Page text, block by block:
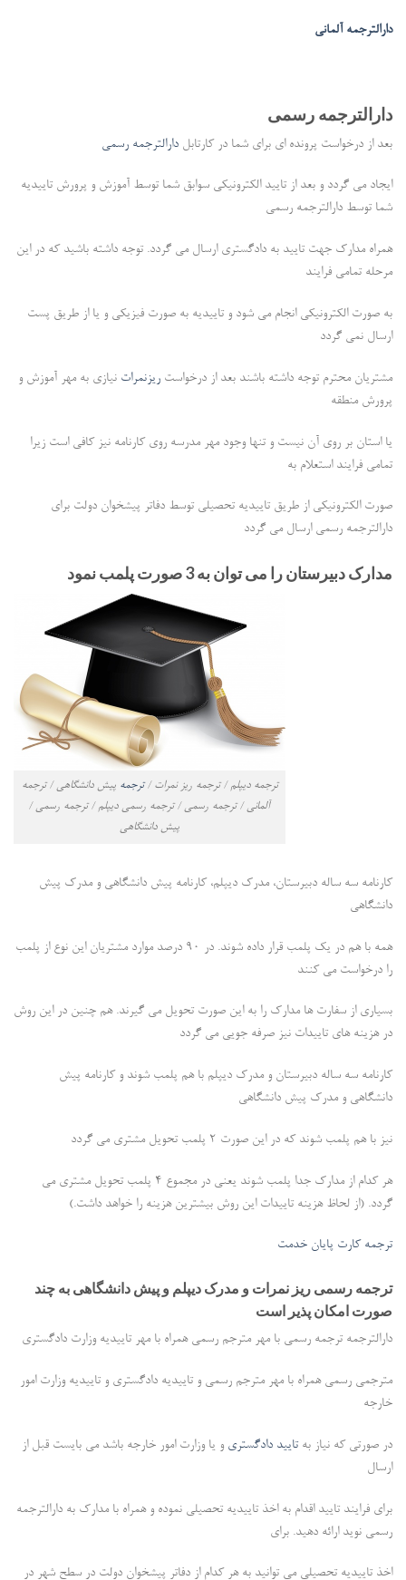
دارالترجمه آلمانی
دارالترجمه رسمی
بعد از درخواست پرونده ای برای شما در کارتابل دارالترجمه رسمی
ایجاد می گردد و بعد از تایید الکترونیکی سوابق شما توسط آموزش و پرورش تاییدیه
شما توسط دارالترجمه رسمی
همراه مدارک جهت تایید به دادگستری ارسال می گردد. توجه داشته باشید که در این
مرحله تمامی فرایند
به صورت الکترونیکی انجام می شود و تاییدیه به صورت فیزیکی و یا از طریق پست
ارسال نمی گردد
مشتریان محترم توجه داشته باشند بعد از درخواست ریزنمرات نیازی به مهر آموزش و
پرورش منطقه
یا استان بر روی آن نیست و تنها وجود مهر مدرسه روی کارنامه نیز کافی است زیرا
تمامی فرایند استعلام به
صورت الکترونیکی از طریق تاییدیه تحصیلی توسط دفاتر پیشخوان دولت برای
دارالترجمه رسمی ارسال می گردد
مدارک دبیرستان را می توان به 3 صورت پلمب نمود
ترجمه دیپلم / ترجمه ریز نمرات /ترجمه پیش دانشگاهی / ترجمه
آلمانی / ترجمه رسمی / ترجمه رسمی دیپلم / ترجمه رسمی /
پیش دانشگاهی
دانشگاهی
همه با هم در یک پلمب قرار داده شوند. در 90 درصد موارد مشتریان این نوع از پلمب
را درخواست می کنند
بسیاری از سفارت ها مدارک را به این صورت تحویل می گیرند. هم چنین در این روش
در هزینه های تاییدات نیز صرفه جویی می گردد
دانشگاهی و مدرک پیش دانشگاهی
نیز با هم پلمب شوند که در این صورت 2 پلمب تحویل مشتری می گردد
گردد. (از لحاظ هزینه تاییدات این روش بیشترین هزینه را خواهد داشت.)
ترجمه کارت پایان خدمت
ترجمه رسمی ریز نمرات و مدرک دیپلم و پیش دانشگاهی به چند
صورت امکان پذیر است
دارالترجمه ترجمه رسمی با مهر مترجم رسمی همراه با مهر تاییدیه وزارت دادگستری
خارجه
در صورتی که نیاز بهتایید دادگستری و یا وزارت امور خارجه باشد می بایست قبل از
ارسال
برای فرایند تایید اقدام به اخذ تاییدیه تحصیلی نموده و همراه با مدارک به دارالترجمه
رسمی نوید ارائه دهید. برای
اخذ تاییدیه تحصیلی می توانید به هر کدام از دفاتر پیشخوان دولت در سطح شهر در